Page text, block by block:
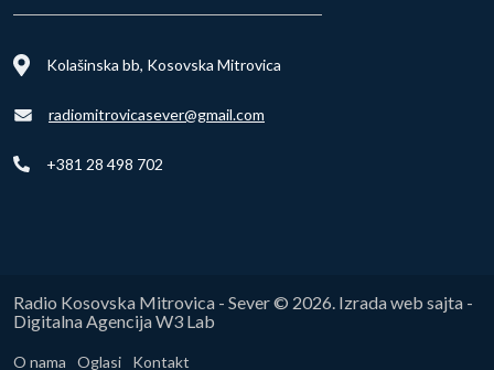
Kolašinska bb, Kosovska Mitrovica
radiomitrovicasever@gmail.com
+381 28 498 702
Radio Kosovska Mitrovica - Sever © 2026. Izrada web sajta -
Digitalna Agencija W3 Lab
O nama Oglasi Kontakt